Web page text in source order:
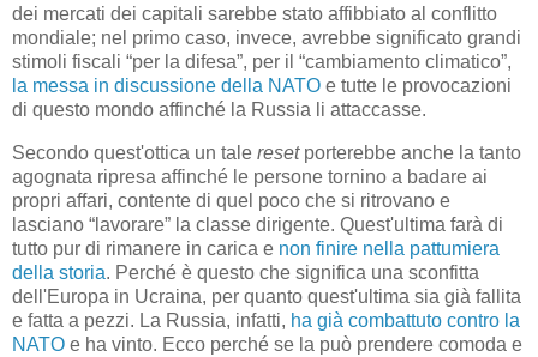
dei mercati dei capitali sarebbe stato affibbiato al conflitto
mondiale; nel primo caso, invece, avrebbe significato grandi
stimoli fiscali “per la difesa”, per il “cambiamento climatico”,
la messa in discussione della NATO e tutte le provocazioni
di questo mondo affinché la Russia li attaccasse.
Secondo quest'ottica un tale resetporterebbe anche la tanto
agognata ripresa affinché le persone tornino a badare ai
propri affari, contente di quel poco che si ritrovano e
lasciano “lavorare” la classe dirigente. Quest'ultima farà di
tutto pur di rimanere in carica e non finire nella pattumiera
della storia. Perché è questo che significa una sconfitta
dell'Europa in Ucraina, per quanto quest'ultima sia già fallita
e fatta a pezzi. La Russia, infatti, ha già combattuto contro la
NATO e ha vinto. Ecco perché se la può prendere comoda e